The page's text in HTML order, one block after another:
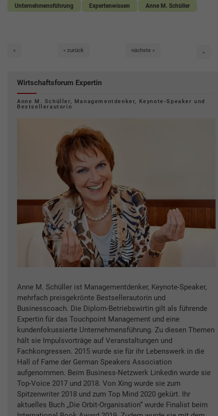
Unternehmensführung Expertenwissen Anne M. Schüller
«erste « zurück nächste »nächste »letzte
Wirtschaftsforum Expertin
Anne M. Schüller, Managementdenker, Keynote-Speaker und
Bestsellerautorin
Anne M. Schüller ist Managementdenker, Keynote-Speaker,
mehrfach preisgekrönte Bestsellerautorin und
Businesscoach. Die Diplom-Betriebswirtin gilt als führende
Expertin für das Touchpoint Management und eine
kundenfokussierte Unternehmensführung. Zu diesen Themen
hält sie Impulsvorträge auf Veranstaltungen und
Fachkongressen. 2015 wurde sie für ihr Lebenswerk in die
Hall of Fame der German Speakers Association
aufgenommen. Beim Business-Netzwerk Linkedin wurde sie
Top-Voice 2017 und 2018. Von Xing wurde sie zum
Spitzenwriter 2018 und zum Top Mind 2020 gekürt. Ihr
aktuelles Buch „Die Orbit-Organisation“ wurde Finalist beim